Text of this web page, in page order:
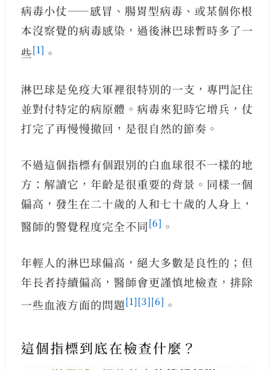
病毒小仗——感冒、腸胃型病毒、或某個你根
本沒察覺的病毒感染，過後淋巴球暫時多了一
些[1] 。
淋巴球是免疫大軍裡很特別的一支，專門記住
並對付特定的病原體。病毒來犯時它增兵，仗
打完了再慢慢撤回，是很自然的節奏。
不過這個指標有個跟別的白血球很不一樣的地
方：解讀它，年齡是很重要的背景。同樣一個
偏高，發生在二十歲的人和七十歲的人身上，
醫師的警覺程度完全不同[6] 。
年輕人的淋巴球偏高，絕大多數是良性的；但
年長者持續偏高，醫師會更謹慎地檢查，排除
一些血液方面的問題[1][3][6] 。
這個指標到底在檢查什麼？